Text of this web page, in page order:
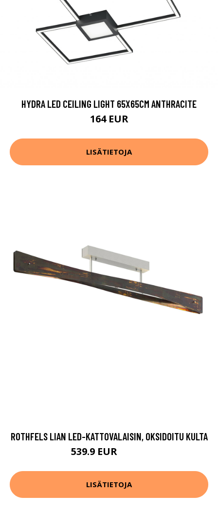
HYDRA LED CEILING LIGHT 65X65CM ANTHRACITE
164 EUR
LISÄTIETOJA
ROTHFELS LIAN LED-KATTOVALAISIN, OKSIDOITU KULTA
539.9 EUR
LISÄTIETOJA